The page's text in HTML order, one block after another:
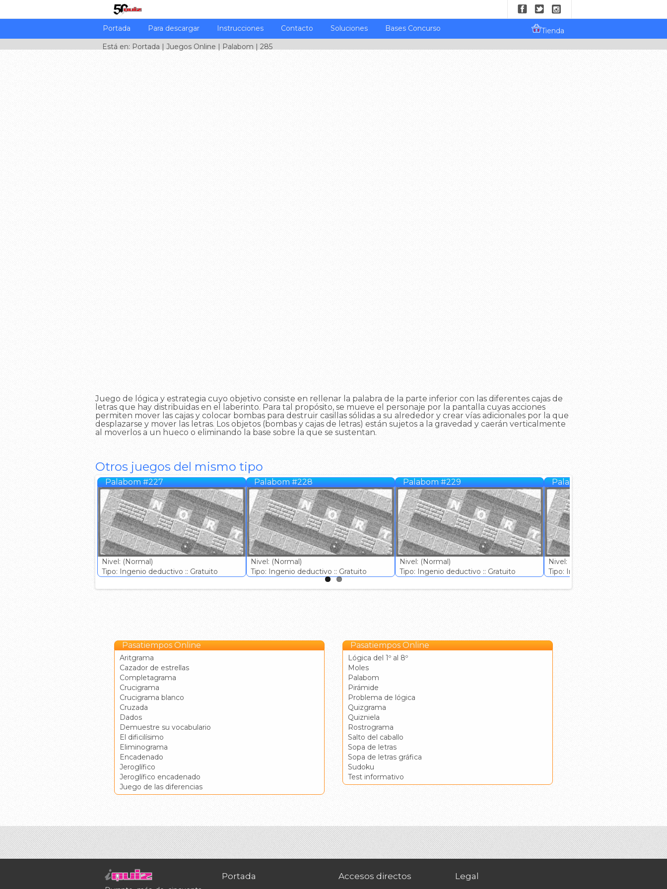
Portada Para descargar Instrucciones Contacto Soluciones Bases Concurso
Tienda
Está en: Portada | Juegos Online | Palabom | 285
Juego de lógica y estrategia cuyo objetivo consiste en rellenar la palabra de la parte inferior con las diferentes cajas de
letras que hay distribuidas en el laberinto. Para tal propósito, se mueve el personaje por la pantalla cuyas acciones
permiten mover las cajas y colocar bombas para destruir casillas sólidas a su alrededor y crear vías adicionales por la que
desplazarse y mover las letras. Los objetos (bombas y cajas de letras) están sujetos a la gravedad y caerán verticalmente
al moverlos a un hueco o eliminando la base sobre la que se sustentan.
Otros juegos del mismo tipo
Palabom #227
Nivel: (Normal)
Tipo: Ingenio deductivo :: Gratuito
Palabom #228
Nivel: (Normal)
Tipo: Ingenio deductivo :: Gratuito
Palabom #229
Nivel: (Normal)
Tipo: Ingenio deductivo :: Gratuito
Palabom #230
Nivel: (Normal)
Tipo: Ingenio deductivo :: Gratuito
Pasatiempos Online
Aritgrama
Cazador de estrellas
Completagrama
Crucigrama
Crucigrama blanco
Cruzada
Dados
Demuestre su vocabulario
El dificilísimo
Eliminograma
Encadenado
Jeroglífico
Jeroglífico encadenado
Juego de las diferencias
Pasatiempos Online
Lógica del 1º al 8º
Moles
Palabom
Pirámide
Problema de lógica
Quizgrama
Quizniela
Rostrograma
Salto del caballo
Sopa de letras
Sopa de letras gráfica
Sudoku
Test informativo
Portada Accesos directos Legal